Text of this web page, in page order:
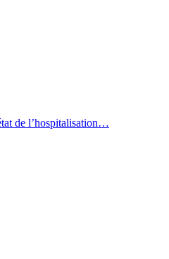
de l’hospitalisation…